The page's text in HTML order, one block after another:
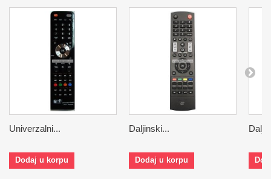
Univerzalni...
Dodaj u korpu
Daljinski...
Dodaj u korpu